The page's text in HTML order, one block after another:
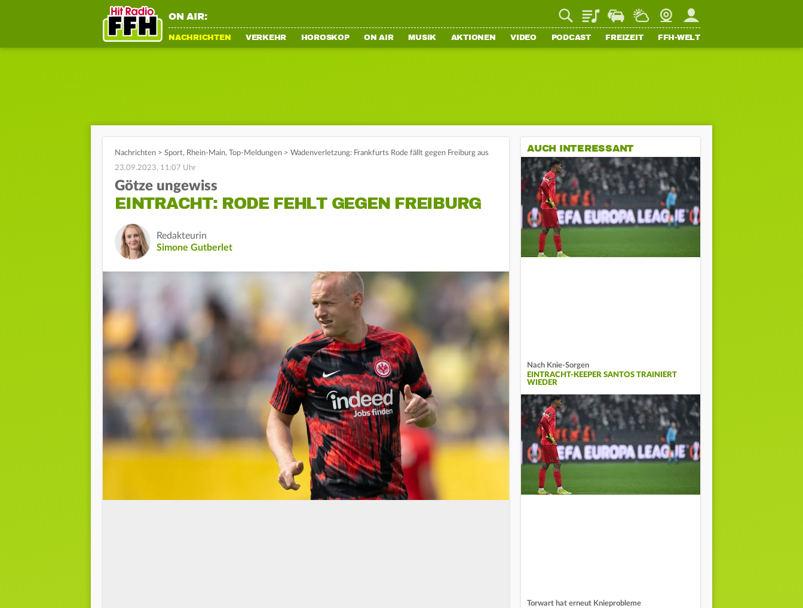
ON AIR: PlaylistStaupilotWetterWebcamMein FFH
NACHRICHTEN VERKEHR HOROSKOP ON AIR MUSIK AKTIONEN VIDEO PODCAST FREIZEIT FFH-WELT
Nachrichten > Sport, Rhein-Main, Top-Meldungen > Wadenverletzung: Frankfurts Rode fällt gegen Freiburg aus
23.09.2023, 11:07 Uhr
Götze ungewiss
EINTRACHT: RODE FEHLT GEGEN FREIBURG
Redakteurin
Simone Gutberlet
AUCH INTERESSANT
Nach Knie-Sorgen
EINTRACHT-KEEPER SANTOS TRAINIERT
WIEDER
Torwart hat erneut Knieprobleme